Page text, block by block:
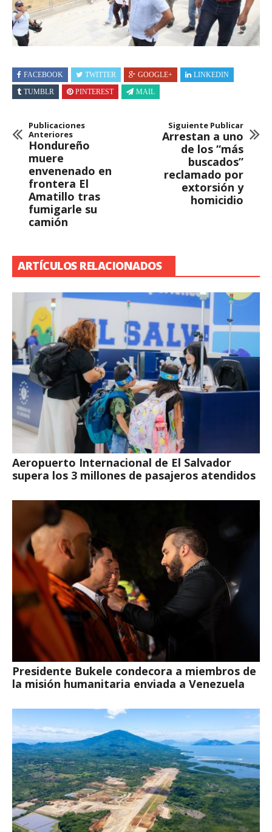
FACEBOOK TWITTER GOOGLE+
LINKEDIN
TUMBLR
PINTEREST MAIL
Publicaciones
Anteriores
Hondureño
muere
envenenado en
frontera El
Amatillo tras
fumigarle su
camión
Siguiente Publicar
Arrestan a uno
de los “más
buscados”
reclamado por
extorsión y
homicidio
ARTÍCULOS RELACIONADOS
Aeropuerto Internacional de El Salvador
supera los 3 millones de pasajeros atendidos
Presidente Bukele condecora a miembros de
la misión humanitaria enviada a Venezuela